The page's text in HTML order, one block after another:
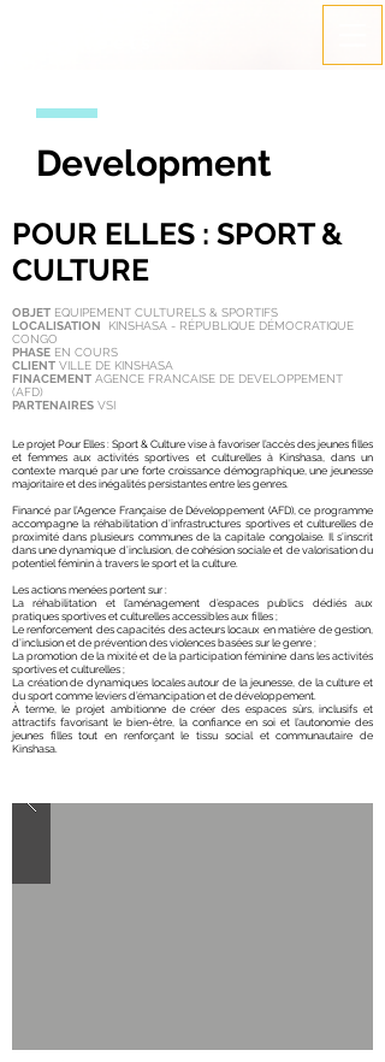
Development
POUR ELLES : SPORT &
CULTURE
OBJET EQUIPEMENT CULTURELS & SPORTIFS
LOCALISATION KINSHASA - RÉPUBLIQUE DÉMOCRATIQUE
CONGO
PHASE EN COURS
CLIENT VILLE DE KINSHASA
FINACEMENT AGENCE FRANCAISE DE DEVELOPPEMENT
(AFD)
PARTENAIRES VSI
Le projet Pour Elles : Sport & Culture vise à favoriser l’accès des jeunes filles
et femmes aux activités sportives et culturelles à Kinshasa, dans un
contexte marqué par une forte croissance démographique, une jeunesse
majoritaire et des inégalités persistantes entre les genres.
Financé par l’Agence Française de Développement (AFD), ce programme
accompagne la réhabilitation d’infrastructures sportives et culturelles de
proximité dans plusieurs communes de la capitale congolaise. Il s’inscrit
dans une dynamique d’inclusion, de cohésion sociale et de valorisation du
potentiel féminin à travers le sport et la culture.
Les actions menées portent sur :
La réhabilitation et l’aménagement d’espaces publics dédiés aux
pratiques sportives et culturelles accessibles aux filles ;
Le renforcement des capacités des acteurs locaux en matière de gestion,
d’inclusion et de prévention des violences basées sur le genre ;
La promotion de la mixité et de la participation féminine dans les activités
sportives et culturelles ;
La création de dynamiques locales autour de la jeunesse, de la culture et
du sport comme leviers d’émancipation et de développement.
À terme, le projet ambitionne de créer des espaces sûrs, inclusifs et
attractifs favorisant le bien-être, la confiance en soi et l’autonomie des
jeunes filles tout en renforçant le tissu social et communautaire de
Kinshasa.